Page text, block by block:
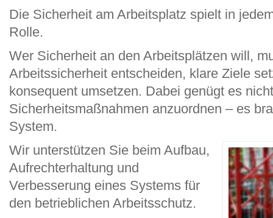
Die Sicherheit am Arbeitsplatz spielt in
Rolle.
Wer Sicherheit an den Arbeitsplätzen will,
Arbeitssicherheit entscheiden, klare Ziele
konsequent umsetzen. Dabei genügt es
Sicherheitsmaßnahmen anzuordnen – es
System.
Wir unterstützen Sie beim Aufbau,
Aufrechterhaltung und
Verbesserung eines Systems für
den betrieblichen Arbeitsschutz.